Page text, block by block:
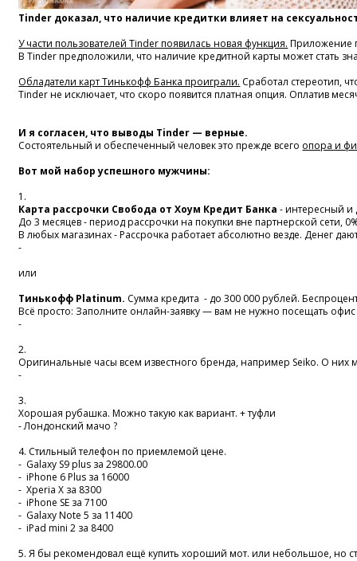
Tinder доказал, что наличие кредитки влияет на
У части пользователей Tinder появилась новая функция. Приложение
В Tinder предположили, что наличие кредитной карты может стать
Обладатели карт Тинькофф Банка проиграли. Сработал стереотип,
Tinder не исключает, что скоро появится платная опция. Оплатив
И я согласен, что выводы Tinder — верные.
Состоятельный и обеспеченный человек это прежде всего опора и
Вот мой набор успешного мужчины:
1.
Карта рассрочки Свобода от Хоум Кредит Банка - интересный и
До 3 месяцев - период рассрочки на покупки вне партнерской сети,
В любых магазинах - Рассрочка работает абсолютно везде. Денег
-
или
Тинькофф Platinum. Сумма кредита - до 300 000 рублей.
Всё просто: Заполните онлайн-заявку — вам не нужно посещать
-
2.
Оригинальные часы всем известного бренда, например Seiko. О
-
3.
Хорошая рубашка. Можно такую как вариант. + туфли
- Лондонский мачо ?
4. Стильный телефон по приемлемой цене.
- Galaxy S9 plus за 29800.00
- iPhone 6 Plus за 16000
- Xperia X за 8300
- iPhone SE за 7100
- Galaxy Note 5 за 11400
- iPad mini 2 за 8400
5. Я бы рекомендовал ещё купить хороший мот. или небольшое, но